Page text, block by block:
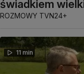
świadkiem
ROZMOWY TVN24+
11 min